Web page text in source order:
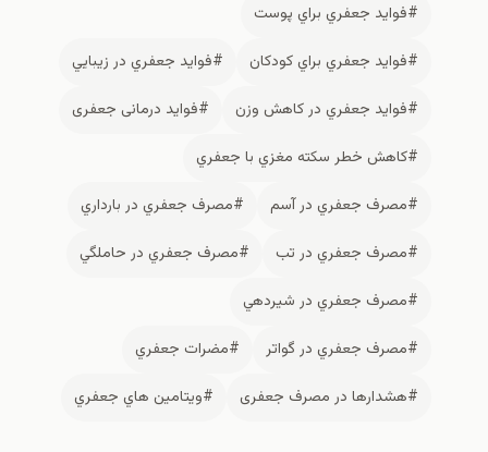
#فوايد جعفري براي پوست
#فوايد جعفري براي كودكان
#فوايد جعفري در زيبايي
#فوايد جعفري در كاهش وزن
#فواید درمانی جعفری
#كاهش خطر سكته مغزي با جعفري
#مصرف جعفري در آسم
#مصرف جعفري در بارداري
#مصرف جعفري در تب
#مصرف جعفري در حاملگي
#مصرف جعفري در شيردهي
#مصرف جعفري در گواتر
#مضرات جعفري
#هشدارها در مصرف جعفری
#ويتامين هاي جعفري